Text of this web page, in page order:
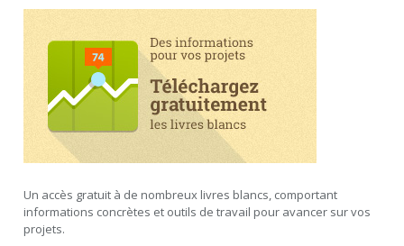
Un accès gratuit à de nombreux livres blancs, comportant
informations concrètes et outils de travail pour avancer sur vos
projets.